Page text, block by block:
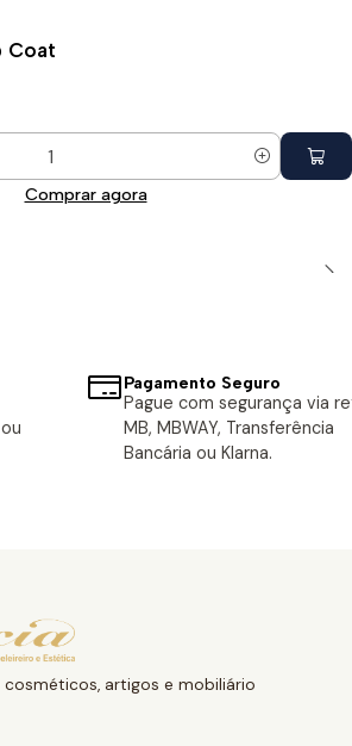
Coat
Comprar agora
Pagamento Seguro
Pague com segurança via
MB, MBWAY, Transferência
Bancária ou Klarna.
cosméticos, artigos e mobiliário